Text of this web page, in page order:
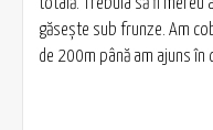
găseşte sub frunze. Am
de 200m până am ajuns în